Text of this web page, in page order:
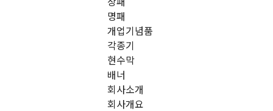
명패
개업기념품
각종기
현수막
배너
회사소개
회사개요